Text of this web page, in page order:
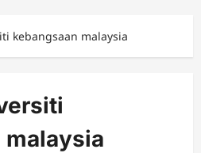
kebangsaan malaysia
malaysia